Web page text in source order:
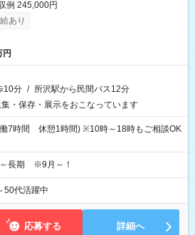
例 245,000円
あり
円
10分 / 所沢駅から民間バス12分
・保存・展示をおこなっています
7時間 休憩1時間) ※10時～18時もご相談OK
長期 ※9月～！
50代活躍中
応募する 詳細へ